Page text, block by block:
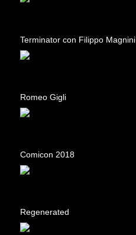
Terminator con Filippo Magnini
Romeo Gigli
Comicon 2018
Regenerated